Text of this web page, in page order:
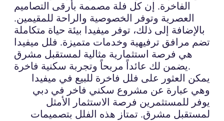
الفاخرة. إن كل فلة مصممة بأرقى التصاميم
العصرية وتوفر الخصوصية والراحة للمقيمين.
بالإضافة إلى ذلك، توفر ميفيدا بيئة حياة متكاملة
تضم مرافق ترفيهية وخدمات متميزة. فلل ميفيدا
هي فرصة استثمارية مثالية لمستقبل مشرق
يضمن لك عائداً مربحاً وتجربة سكنية فاخرة.
يمكن العثور على فلل فاخرة للبيع في ميفيدا
وهي عبارة عن مشروع سكني فاخر في دبي
يوفر للمستثمرين فرصة الاستثمار الأمثل
لمستقبل مشرق. تمتاز هذه الفلل بتصميمات